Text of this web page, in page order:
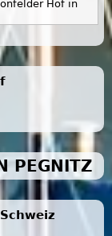
Hof in
PEGNITZ